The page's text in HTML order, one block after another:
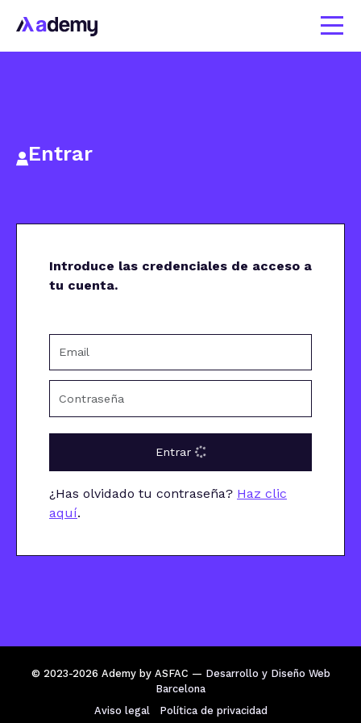
Entrar
Introduce las credenciales de acceso a
tu cuenta.
Entrar
¿Has olvidado tu contraseña? Haz clic
aquí.
© 2023-2026 Ademy by ASFAC — Desarrollo y Diseño Web
Barcelona
Aviso legal
Política de privacidad